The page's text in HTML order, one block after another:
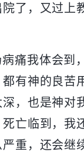
了，又过上
痛我体会到
有神的良苦
，也是神对
亡临到，我
重，还会继